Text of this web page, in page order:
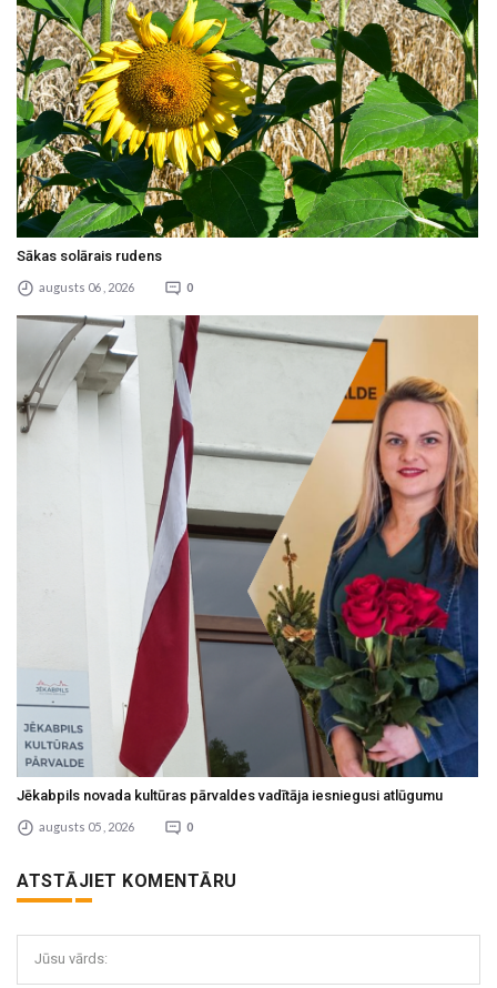
Sākas solārais rudens
augusts 06 , 2026 0
Jēkabpils novada kultūras pārvaldes vadītāja iesniegusi atlūgumu
augusts 05 , 2026 0
ATSTĀJIET KOMENTĀRU
Jūsu vārds: